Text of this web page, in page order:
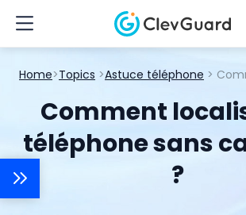
Home>Topics >Astuce téléphone > Comment
Comment
téléphone sans
?